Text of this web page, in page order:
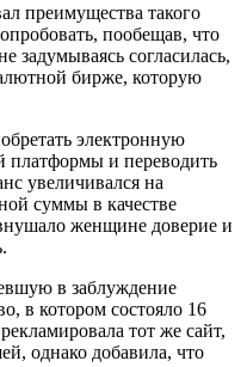
преимущества такого
пообещав, что
задумываясь согласилась,
бирже, которую
электронную
платформы и переводить
увеличивался на
суммы в качестве
женщине доверие и
в заблуждение
в котором состояло 16
тот же сайт,
однако добавила, что